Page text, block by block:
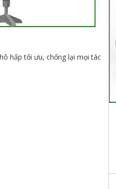
hấp tối ưu, chống lại mọi tác